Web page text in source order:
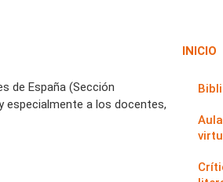
de España (Sección
especialmente a los docentes,
INICIO
Aula